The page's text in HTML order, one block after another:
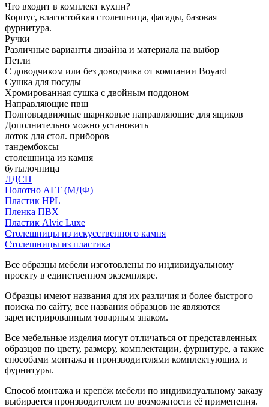
Что входит в комплект кухни?
Корпус, влагостойкая столешница, фасады, базовая
фурнитура.
Ручки
Различные варианты дизайна и материала на выбор
Петли
С доводчиком или без доводчика от компании Boyard
Сушка для посуды
Хромированная сушка с двойным поддоном
Направляющие пвш
Полновыдвижные шариковые направляющие для ящиков
Дополнительно можно установить
лоток для стол. приборов
тандембоксы
столешница из камня
бутылочница
ЛДСП
Полотно АГТ (МДФ)
Пластик HPL
Пленка ПВХ
Пластик Alvic Luxe
Столешницы из искусственного камня
Столешницы из пластика
Все образцы мебели изготовлены по индивидуальному
проекту в единственном экземпляре.
Образцы имеют названия для их различия и более быстрого
поиска по сайту, все названия образцов не являются
зарегистрированным товарным знаком.
Все мебельные изделия могут отличаться от представленных
образцов по цвету, размеру, комплектации, фурнитуре, а также
способами монтажа и производителями комплектующих и
фурнитуры.
Способ монтажа и крепёж мебели по индивидуальному заказу
выбирается производителем по возможности её применения.